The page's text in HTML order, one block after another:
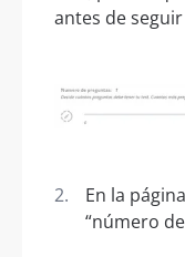
antes de
En la
“número